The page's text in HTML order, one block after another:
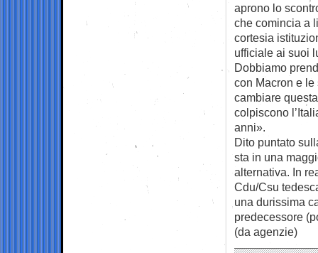
aprono lo
che comincia a
cortesia
ufficiale ai suoi
Dobbiamo
con Macron e
cambiare
colpiscono
anni».
Dito puntato
sta in una
alternativa. In
Cdu/Csu
una durissima
predecessore
(da agenzie)